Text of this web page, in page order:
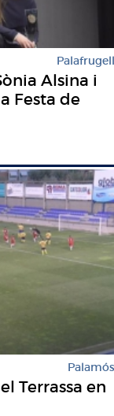
Palafrugell
Alsina i
Festa de
Palamós
Terrassa en